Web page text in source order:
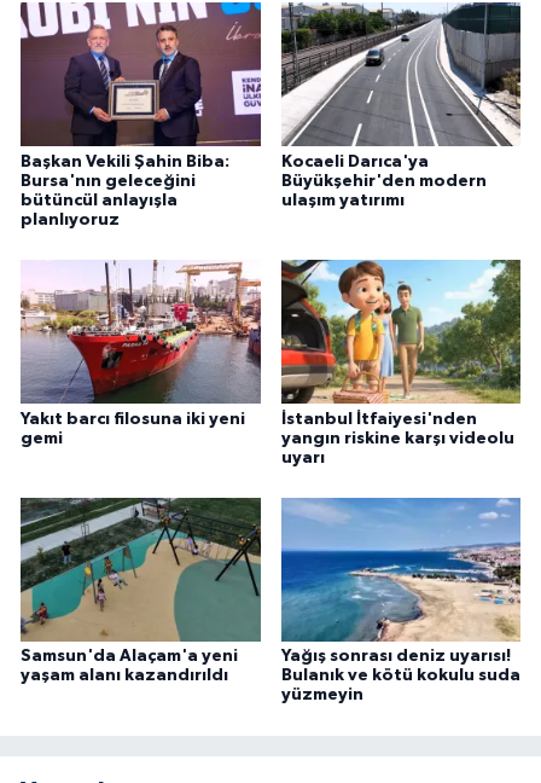
Başkan Vekili Şahin Biba:
Bursa'nın geleceğini
bütüncül anlayışla
planlıyoruz
Kocaeli Darıca'ya
Büyükşehir'den modern
ulaşım yatırımı
Yakıt barcı filosuna iki yeni
gemi
İstanbul İtfaiyesi'nden
yangın riskine karşı videolu
uyarı
Samsun'da Alaçam'a yeni
yaşam alanı kazandırıldı
Yağış sonrası deniz uyarısı!
Bulanık ve kötü kokulu suda
yüzmeyin